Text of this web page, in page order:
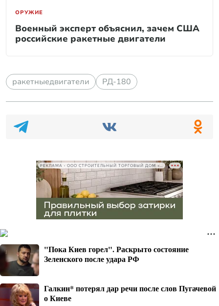
ОРУЖИЕ
Военный эксперт объяснил, зачем США
российские ракетные двигатели
ракетныедвигатели РД-180
РЕКЛАМА • ООО СТРОИТЕЛЬНЫЙ ТОРГОВЫЙ ДОМ «ПЕТРОВИЧ», ИНН 7802348846
"Пока Киев горел". Раскрыто состояние
Зеленского после удара РФ
Галкин* потерял дар речи после слов Пугачевой
о Киеве